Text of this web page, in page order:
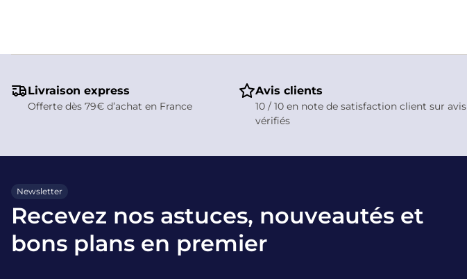
Livraison express
Offerte dès 79€ d’achat en France
Avis clients
10 / 10 en note de satisfaction client sur avis
vérifiés
Newsletter
Recevez nos astuces, nouveautés et
bons plans en premier